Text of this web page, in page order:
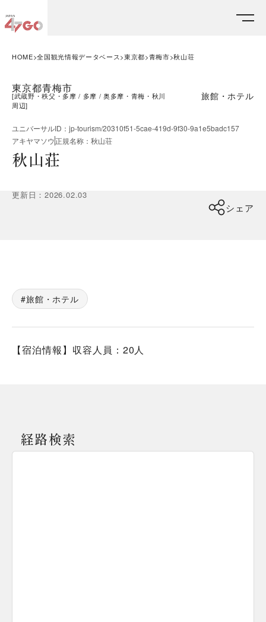
HOME 全国観光情報データベース 東京都 青梅市 秋山荘
東京都青梅市
[武蔵野・秩父・多摩 多摩
奥多摩・青梅・秋川
周辺]
旅館・ホテル
ユニバーサルID ： jp-tourism/20310f51-5cae-419d-9f30-9a1e5badc157
アキヤマソウ正規名称 ： 秋山荘
秋山荘
更新日 ：2026.02.03
シェア
旅館・ホテル
【宿泊情報】収容人員：20人
経路検索